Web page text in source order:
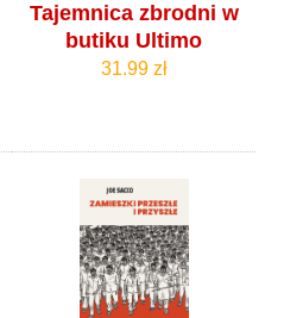
Tajemnica zbrodni w
butiku Ultimo
31.99 zł